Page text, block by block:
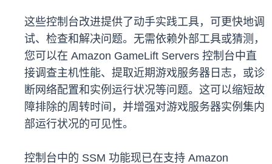
这些控制台改进提供了动手实践工具，可更快地调
试、检查和解决问题。无需依赖外部工具或猜测，
您可以在 Amazon GameLift Servers 控制台中直
接调查主机性能、提取近期游戏服务器日志，或诊
断网络配置和实例运行状况等问题。这可以缩短故
障排除的周转时间，并增强对游戏服务器实例集内
部运行状况的可见性。
控制台中的 SSM 功能现已在支持 Amazon